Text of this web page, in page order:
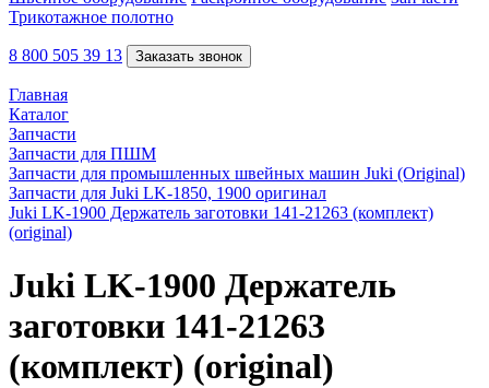
Трикотажное полотно
8 800 505 39 13 Заказать звонок
Главная
Каталог
Запчасти
Запчасти для ПШМ
Запчасти для промышленных швейных машин Juki (Original)
Запчасти для Juki LK-1850, 1900 оригинал
Juki LK-1900 Держатель заготовки 141-21263 (комплект)
(original)
Juki LK-1900 Держатель
заготовки 141-21263
(комплект) (original)